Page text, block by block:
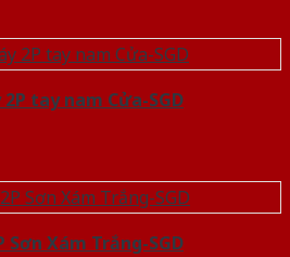
tay nam Cửa-SGD
Sơn Xám Trắng-SGD